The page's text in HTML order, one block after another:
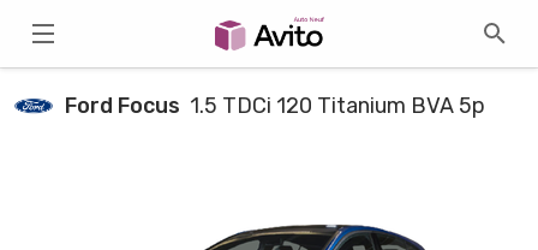
Ford Focus 1.5 TDCi 120 Titanium BVA 5p